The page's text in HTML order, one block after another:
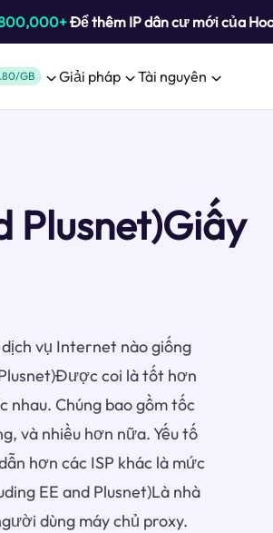
Để thêm IP dân cư mới của
GB Giải pháp Tài nguyên
Plusnet)Giấy
vụ Internet nào giống
coi là tốt hơn
nhau. Chúng bao gồm tốc
và nhiều hơn nữa. Yếu tố
hơn các ISP khác là mức
EE and Plusnet)Là nhà
dùng máy chủ proxy.